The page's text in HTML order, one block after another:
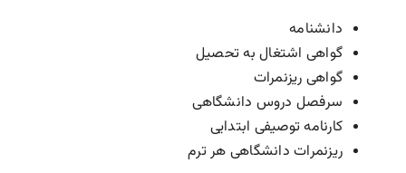
دانشنامه
گواهی اشتغال به تحصیل
گواهی ریزنمرات
سرفصل دروس دانشگاهی
کارنامه توصیفی ابتدایی
ریزنمرات دانشگاهی هر ترم